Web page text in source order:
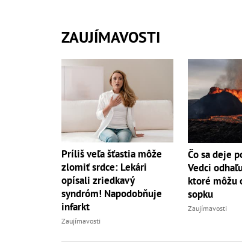
ZAUJÍMAVOSTI
Príliš veľa šťastia môže
zlomiť srdce: Lekári
opísali zriedkavý
syndróm! Napodobňuje
infarkt
Zaujímavosti
Čo sa deje
Vedci
ktoré môžu
sopku
Zaujímavosti